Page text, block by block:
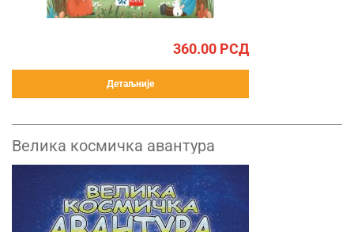
360.00 РСД
Детаљније
Велика космичка авантура